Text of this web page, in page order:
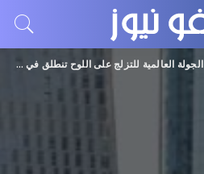
الجولة العالمية للتزلج على اللوح تنطلق في دبي غداً